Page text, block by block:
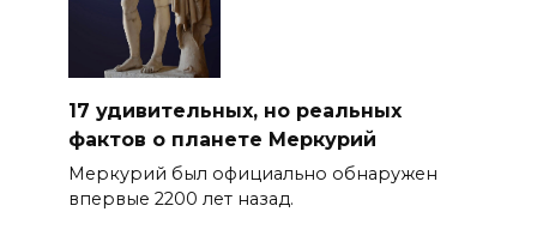
17 удивительных, но реальных
фактов о планете Меркурий
Меркурий был официально обнаружен
впервые 2200 лет назад.